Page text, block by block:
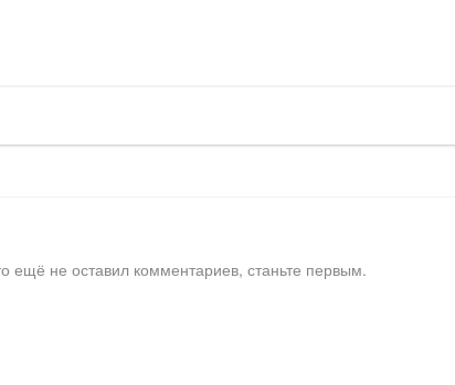
ещё не оставил комментариев, станьте первым.